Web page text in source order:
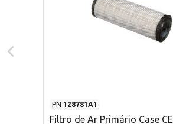
PN 128781A1
Filtro de Ar Primário Case CE